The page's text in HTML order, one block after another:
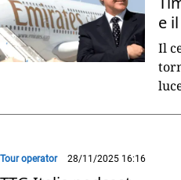
e
a
Il
Tour operator 28/11/2025 16:16